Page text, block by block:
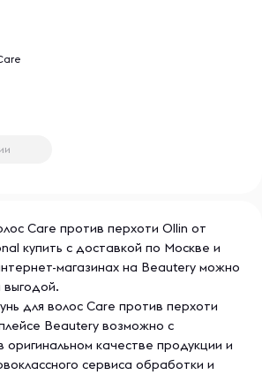
Care против перхоти Ollin от
купить с доставкой по Москве и
магазинах на Beautery можно
выгодой.
для волос Care против перхоти
Beautery возможно с
оригинальном качестве продукции и
сервиса обработки и